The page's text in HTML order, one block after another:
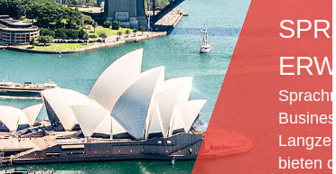
bieten